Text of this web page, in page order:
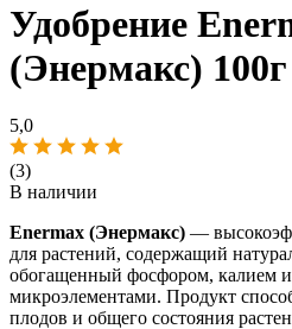
Удобрение
(Энермакс) 100г
5,0
(3)
В наличии
Enermax (Энермакс) —
для растений, содержащий
обогащенный фосфором, калием
микроэлементами. Продукт
плодов и общего состояния